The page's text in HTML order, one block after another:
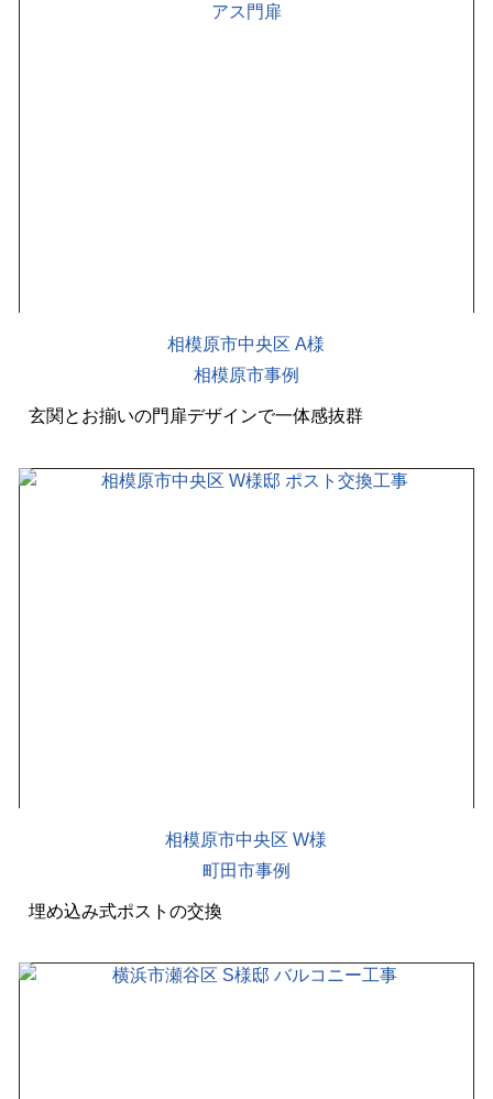
相模原市中央区 A様
相模原市事例
玄関とお揃いの門扉デザインで一体感抜群
相模原市中央区 W様
町田市事例
埋め込み式ポストの交換